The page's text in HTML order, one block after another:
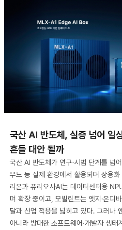
국산 AI 반도체, 실증 넘어 일
흔들 대안 될까
국산 AI 반도체가 연구·시범 단계를 넘
우드 등 실제 환경에서 활용되며 상용
리온과 퓨리오사AI는 데이터센터용
며 확장 중이고, 모빌린트는 엣지·온디
달과 산업 적용을 넓히고 있다. 그러나
아니라 방대한 소프트웨어·개발자 생